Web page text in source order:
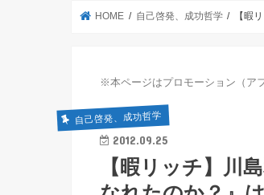
HOME 自己啓発、成功哲学 【暇
※本ページはプロモーション（ア
自己啓発、成功哲学
2012.09.25
【暇リッチ】川